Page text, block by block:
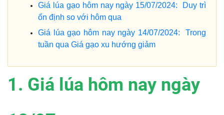
Giá lúa gạo hôm nay ngày 15/07/2024: Duy trì
ổn định so với hôm qua
Giá lúa gạo hôm nay ngày 14/07/2024: Trong
tuần qua Giá gạo xu hướng giảm
1. Giá lúa hôm nay ngày